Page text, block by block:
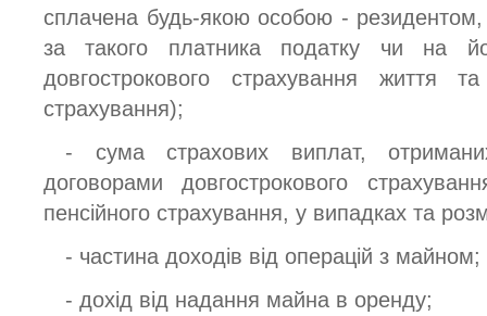
сплачена будь-якою особою - резидентом,
за такого платника податку чи на
довгострокового страхування життя
страхування);
- сума страхових виплат,
договорами довгострокового
пенсійного страхування, у випадках та
- частина доходів від операцій з майном;
- дохід від надання майна в оренду;